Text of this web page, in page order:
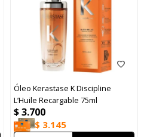
Óleo Kerastase K Discipline
L’Huile Recargable 75ml
$3.700
$ 3.145